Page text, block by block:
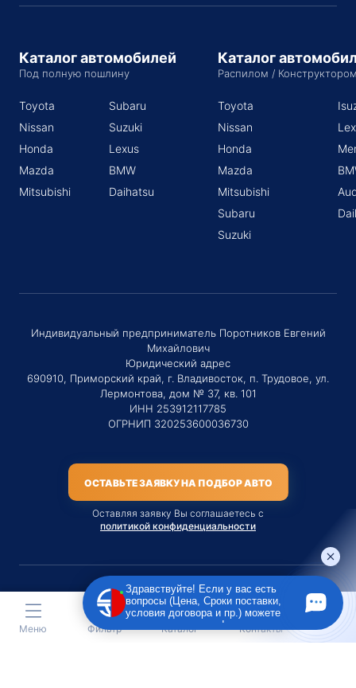
Каталог автомобилей
Под полную пошлину
Toyota
Nissan
Honda
Mazda
Mitsubishi
Subaru
Suzuki
Lexus
BMW
Daihatsu
Каталог
Распилом /
Toyota
Nissan
Honda
Mazda
Mitsubishi
Subaru
Suzuki
Индивидуальный предприниматель Поротников Евгений
Михайлович
Юридический адрес
690910, Приморский край, г. Владивосток, п. Трудовое, ул.
Лермонтова, дом № 37, кв. 101
ИНН 253912117785
ОГРНИП 320253600036730
ОСТАВЬТЕ ЗАЯВКУ НА ПОДБОР АВТО
Оставляя заявку Вы соглашаетесь с
политикой конфиденциальности
Материалы данного сайта являются публичной офертой
только на услугу сопровождения Агентом приобретения
транспортного средства Клиентом.
Меню Фильтр Каталог Контакты
Здравствуйте! Если у вас есть
вопросы (Цена, Сроки поставки,
условия договора и пр.) можете
задать их мне в чат!